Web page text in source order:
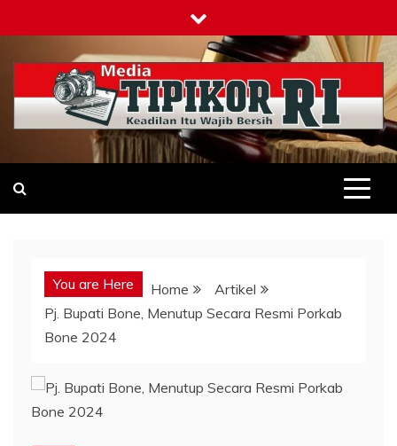
to
content
Tipikor-ri-online.my.id
Keadilan Itu Wajib Bersih
You are Here Home
Artikel
Pj. Bupati Bone, Menutup Secara Resmi Porkab
Bone 2024